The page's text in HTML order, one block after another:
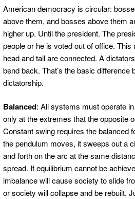
American democracy is circular:
above them, and bosses above them
higher up. Until the president. The
people or he is voted out of office.
head and tail are connected. A
bend back. That’s the basic difference
dictatorship.
Balanced: All systems must operate
only at the extremes that the opposite
Constant swing requires the balanced
the pendulum moves, it sweeps out a
and forth on the arc at the same
spread. If equilibrium cannot be
imbalance will cause society to slide
or society will collapse and be rebuilt.